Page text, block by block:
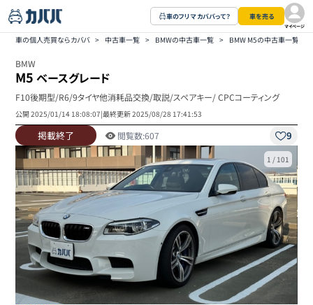
車のフリマ カババって？ 車を売る
マイページ
車の個人売買ならカババ > 中古車一覧 > BMWの中古車一覧 > BMW M5の中古車一覧
BMW
M5 ベースグレード
F10後期型/R6/9タイヤ他消耗品交換/取説/スペアキー/ CPCコーティング
公開2025/01/14 18:08:07|最終更新2025/08/28 17:41:53
掲載終了 閲覧数:607 9
1 / 101